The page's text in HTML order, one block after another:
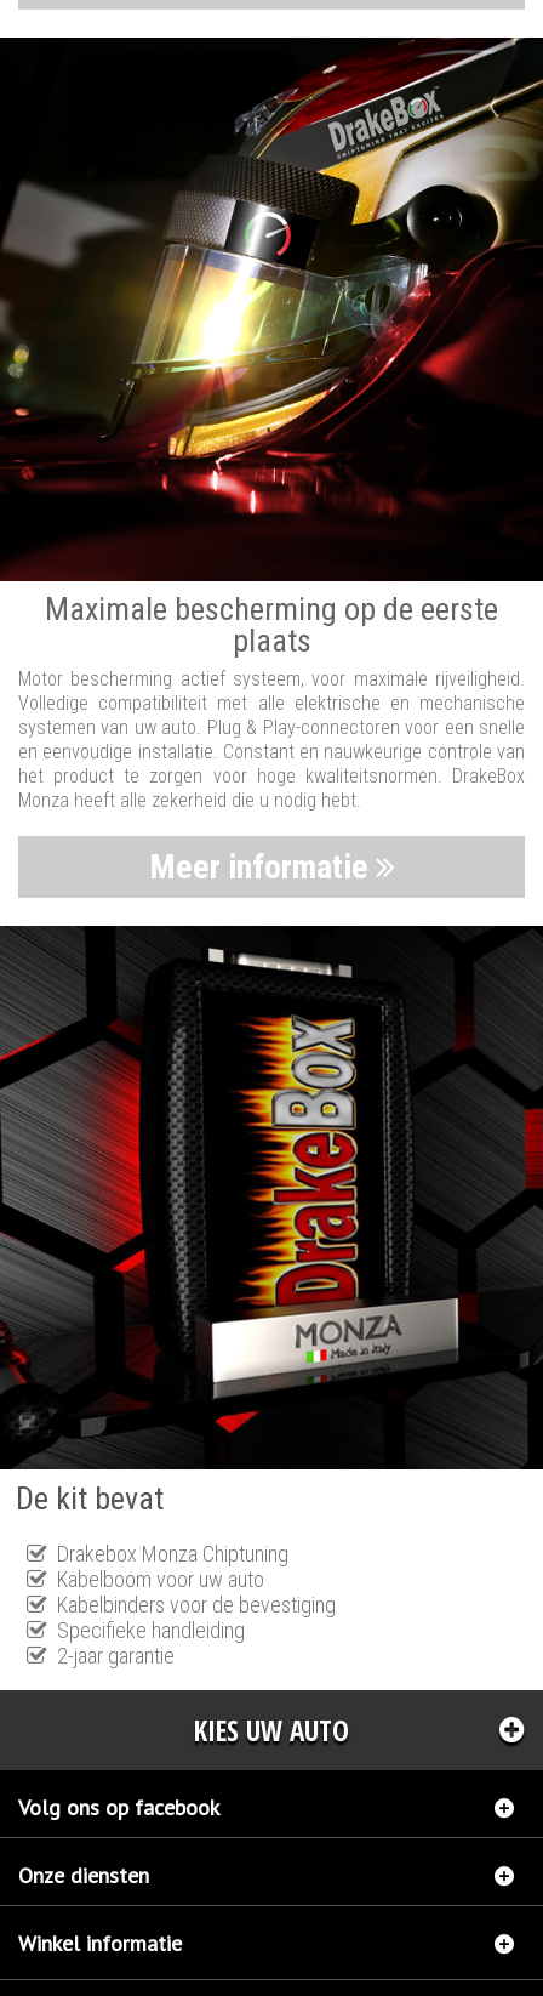
Maximale bescherming op de eerste
plaats
Motor bescherming actief systeem, voor maximale rijveiligheid.
Volledige compatibiliteit met alle elektrische en mechanische
systemen van uw auto. Plug & Play-connectoren voor een snelle
en eenvoudige installatie. Constant en nauwkeurige controle van
het product te zorgen voor hoge kwaliteitsnormen. DrakeBox
Monza heeft alle zekerheid die u nodig hebt.
Meer informatie
De kit bevat
Drakebox Monza Chiptuning
Kabelboom voor uw auto
Kabelbinders voor de bevestiging
Specifieke handleiding
2-jaar garantie
KIES UW AUTO
Volg ons op facebook
Onze diensten
Winkel informatie